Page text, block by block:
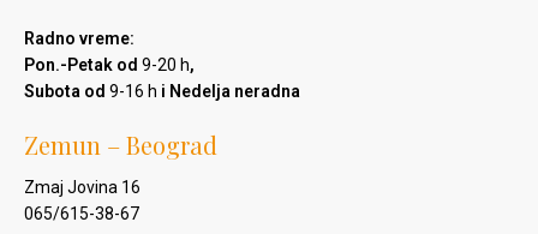
Radno vreme:
Pon.-Petak od 9-20 h,
Subota od 9-16 h i Nedelja neradna
Zemun – Beograd
Zmaj Jovina 16
065/615-38-67